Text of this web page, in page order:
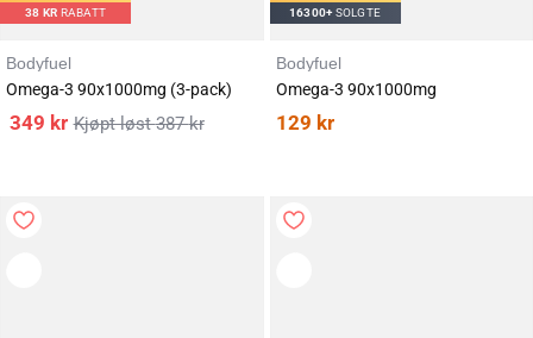
38 KR RABATT
Bodyfuel
Omega-3 90x1000mg (3-pack)
387kr
349 kr
16300+SOLGTE
Bodyfuel
Omega-3 90x1000mg
129 kr